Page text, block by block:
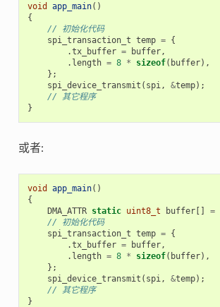
void app_main()
{
// 初始化代码
spi_transaction_t temp = {
.tx_buffer = buffer,
. length = 8 * sizeof( buffer),
};
spi_device_transmit ( spi, &temp);
// 其它程序
}
或者:
void app_main()
{
DMA_ATTR static uint8_t buffer[] =
// 初始化代码
spi_transaction_t temp = {
.tx_buffer = buffer,
. length = 8 * sizeof( buffer),
};
spi_device_transmit ( spi, &temp);
// 其它程序
}